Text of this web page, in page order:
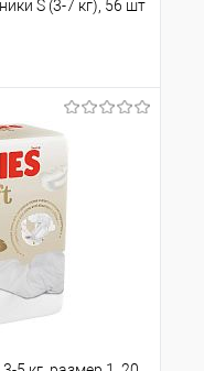
S (3-7 кг), 56 шт
Сравнение
В наличии